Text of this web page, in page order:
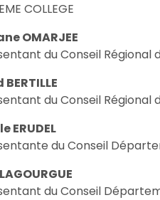
COLLEGE
OMARJEE
du Conseil Régional
du Conseil Régional
ERUDEL
du Conseil
du Conseil